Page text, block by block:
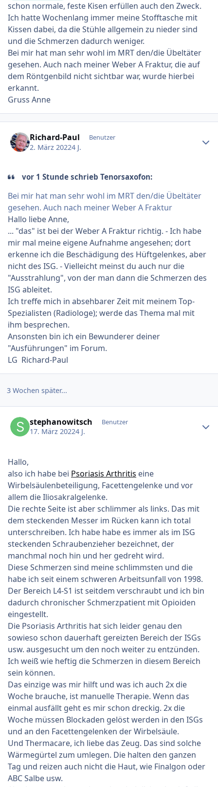
schon normale, feste Kisen erfüllen auch den Zweck.
Ich hatte Wochenlang immer meine Stofftasche mit
Kissen dabei, da die Stühle allgemein zu nieder sind
und die Schmerzen dadurch weniger.
Bei mir hat man sehr wohl im MRT den/die Übeltäter
gesehen. Auch nach meiner Weber A Fraktur, die auf
dem Röntgenbild nicht sichtbar war, wurde hierbei
erkannt.
Gruss Anne
Richard-Paul Benutzer
2. März 20224 J.
vor 1 Stunde schrieb Tenorsaxofon:
Bei mir hat man sehr wohl im MRT den/die Übeltäter
gesehen. Auch nach meiner Weber A Fraktur
Hallo liebe Anne,
... "das" ist bei der Weber A Fraktur richtig. - Ich habe
mir mal meine eigene Aufnahme angesehen; dort
erkenne ich die Beschädigung des Hüftgelenkes, aber
nicht des ISG. - Vielleicht meinst du auch nur die
"Ausstrahlung", von der man dann die Schmerzen des
ISG ableitet.
Ich treffe mich in absehbarer Zeit mit meinem Top-
Spezialisten (Radiologe); werde das Thema mal mit
ihm besprechen.
Ansonsten bin ich ein Bewunderer deiner
"Ausführungen" im Forum.
LG Richard-Paul
3 Wochen später...
stephanowitsch Benutzer
17. März 20224 J.
Hallo,
also ich habe bei Psoriasis Arthritis eine
Wirbelsäulenbeteiligung, Facettengelenke und vor
allem die Iliosakralgelenke.
Die rechte Seite ist aber schlimmer als links. Das mit
dem steckenden Messer im Rücken kann ich total
unterschreiben. Ich habe habe es immer als im ISG
steckenden Schraubenzieher bezeichnet, der
manchmal noch hin und her gedreht wird.
Diese Schmerzen sind meine schlimmsten und die
habe ich seit einem schweren Arbeitsunfall von 1998.
Der Bereich L4-S1 ist seitdem verschraubt und ich bin
dadurch chronischer Schmerzpatient mit Opioiden
eingestellt.
Die Psoriasis Arthritis hat sich leider genau den
sowieso schon dauerhaft gereizten Bereich der ISGs
usw. ausgesucht um den noch weiter zu entzünden.
Ich weiß wie heftig die Schmerzen in diesem Bereich
sein können.
Das einzige was mir hilft und was ich auch 2x die
Woche brauche, ist manuelle Therapie. Wenn das
einmal ausfällt geht es mir schon dreckig. 2x die
Woche müssen Blockaden gelöst werden in den ISGs
und an den Facettengelenken der Wirbelsäule.
Und Thermacare, ich liebe das Zeug. Das sind solche
Wärmegürtel zum umlegen. Die halten den ganzen
Tag und reizen auch nicht die Haut, wie Finalgon oder
ABC Salbe usw.